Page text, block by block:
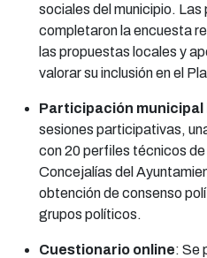
sociales del municipio.
completaron la encuesta
las propuestas locales y
valorar su inclusión en el
Participación
sesiones participativas,
con 20 perfiles técnicos
Concejalías del
obtención de consenso
grupos políticos.
Cuestionario online: Se